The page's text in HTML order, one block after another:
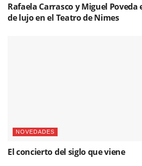
Rafaela Carrasco y Miguel
de lujo en el Teatro de Nimes
NOVEDADES
El concierto del siglo que viene